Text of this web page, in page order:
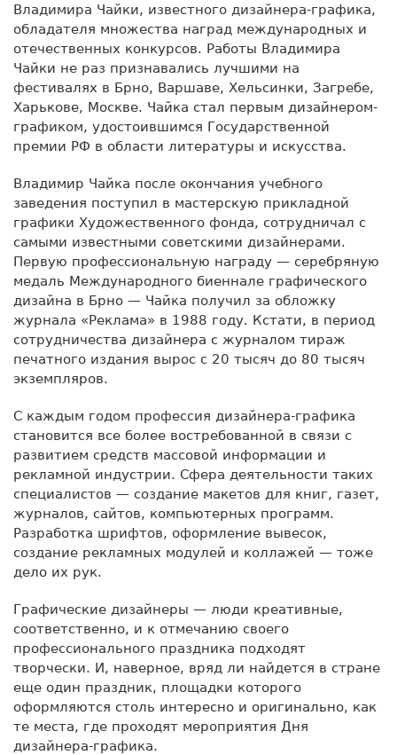
Владимира Чайки, известного дизайнера-графика,
обладателя множества наград международных и
отечественных конкурсов. Работы Владимира
Чайки не раз признавались лучшими на
фестивалях в Брно, Варшаве, Хельсинки, Загребе,
Харькове, Москве. Чайка стал первым дизайнером-
графиком, удостоившимся Государственной
премии РФ в области литературы и искусства.
Владимир Чайка после окончания учебного
заведения поступил в мастерскую прикладной
графики Художественного фонда, сотрудничал с
самыми известными советскими дизайнерами.
Первую профессиональную награду — серебряную
медаль Международного биеннале графического
дизайна в Брно — Чайка получил за обложку
журнала «Реклама» в 1988 году. Кстати, в период
сотрудничества дизайнера с журналом тираж
печатного издания вырос с 20 тысяч до 80 тысяч
экземпляров.
С каждым годом профессия дизайнера-графика
становится все более востребованной в связи с
развитием средств массовой информации и
рекламной индустрии. Сфера деятельности таких
специалистов — создание макетов для книг, газет,
журналов, сайтов, компьютерных программ.
Разработка шрифтов, оформление вывесок,
создание рекламных модулей и коллажей — тоже
дело их рук.
Графические дизайнеры — люди креативные,
соответственно, и к отмечанию своего
профессионального праздника подходят
творчески. И, наверное, вряд ли найдется в стране
еще один праздник, площадки которого
оформляются столь интересно и оригинально, как
те места, где проходят мероприятия Дня
дизайнера-графика.